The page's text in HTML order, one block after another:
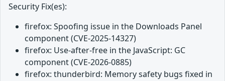
Security Fix(es):
firefox: Spoofing issue in the Downloads Panel
component (CVE-2025-14327)
firefox: Use-after-free in the JavaScript: GC
component (CVE-2026-0885)
firefox: thunderbird: Memory safety bugs fixed in